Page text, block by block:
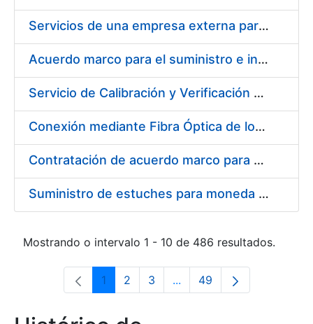
Servicios de una empresa externa para el asesoramiento y resolución de los recursos de alzada que se presentan relacionados con procesos de selección para la FNMT-RCM
Acuerdo marco para el suministro e instalación de persianas, estores y otros complementos
Servicio de Calibración y Verificación Externa de los Equipos de Medición del Servicio de Prevención de la FNMT-RCM
Conexión mediante Fibra Óptica de los Centros de Proceso de Datos (CPDs) de las sedes de la FNMT-RCM de Burgos y Madrid
Contratación de acuerdo marco para el Suministro de Material de Electricidad para la Fábrica Nacional de Moneda y Timbre-Real Casa de la Moneda en su centro de trabajo de Burgos
Suministro de estuches para moneda de 30 €
Mostrando o intervalo 1 - 10 de 486 resultados.
Páxina
1 Páxina
2 Páxina
3 ...Páxinas intermedias Use
Páxina
49